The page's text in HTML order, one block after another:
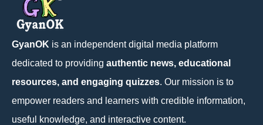
GyanOK is an independent digital media platform
dedicated to providing authentic news, educational
resources, and engaging quizzes. Our mission is to
empower readers and learners with credible information,
useful knowledge, and interactive content.